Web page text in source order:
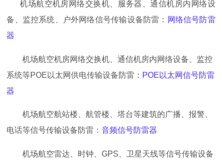
机场航空机房网络交换机、服务器、通信机房内网络设
备、监控系统、户外网络信号传输设备防雷： 网络信号防雷
器
机场航空机房网络交换机、通信机房内网络设备、监控
系统等POE以太网供电传输设备防雷： POE以太网信号防雷
器
机场航空航站楼、航管楼、塔台等建筑的广播、报警、
电话等信号传输设备防雷：音频信号防雷器
机场航空雷达、时钟、GPS、卫星天线等信号传输设备